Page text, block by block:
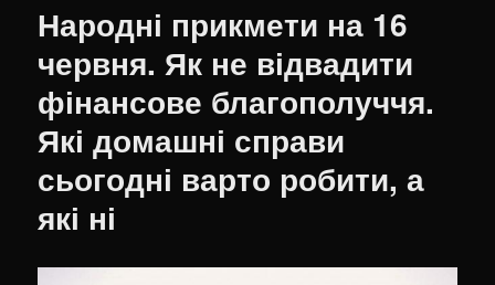
Народні прикмети на 16
червня. Як не відвадити
фінансове благополуччя.
Які домашні справи
сьогодні варто робити, а
які ні